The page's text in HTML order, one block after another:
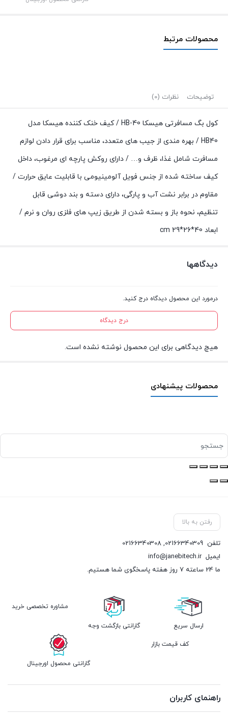
محصولات مرتبط
توضیحات نظرات (0)
کول بگ مسافرتی هیسکا HB-40 / کیف خنک کننده هیسکا مدل
HB40 / بهره مندی از جیب های متعدد، مناسب برای قرار دادن لوازم
مسافرت شامل غذا، ظرف و… / دارای روکش پارچه ای مرغوب، داخل
کیف ساخته شده از جنس فویل آلومینیومی با قابلیت عایق حرارت /
مقاوم در برابر نشت آب و پارگی، دارای دسته و بند دوشی قابل
تنظیم، نحوه باز و بسته شدن از طریق زیپ های فلزی روان و نرم /
ابعاد 40*26*29 cm
دیدگاهها
درمورد این محصول دیدگاه درج کنید.
درج دیدگاه
هیچ دیدگاهی برای این محصول نوشته نشده است.
محصولات پیشنهادی
رفتن به بالا
تلفن 02166340309
,
02166340308
ایمیلinfo@janebitech.ir
ما 24 ساعته 7 روز هفته پاسخگوی شما هستیم.
ارسال سریع گارانتی بازگشت وجه
مشاوره تخصصی خرید
کف قیمت بازار
گارانتی محصول اورجینال
راهنمای کاربران